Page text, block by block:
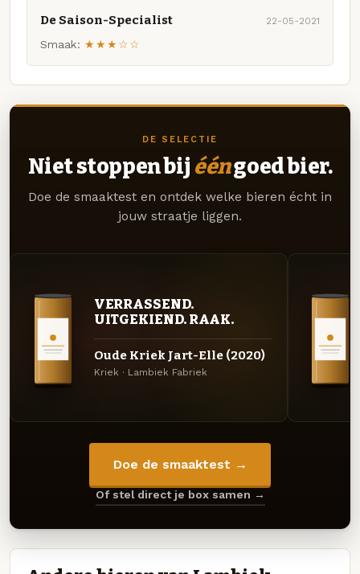
De Saison-Specialist 22-05-2021
Smaak: ★★★☆☆
DE SELECTIE
Niet stoppen bij ééngoed bier.
Doe de smaaktest en ontdek welke bieren écht in
jouw straatje liggen.
VERRASSEND.
UITGEKIEND. RAAK.
Oude Kriek Jart-Elle (2020)
Kriek · Lambiek Fabriek
Doe de smaaktest →
Of stel direct je box samen →